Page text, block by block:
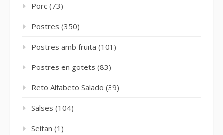
Porc (73)
Postres (350)
Postres amb fruita (101)
Postres en gotets (83)
Reto Alfabeto Salado (39)
Salses (104)
Seitan (1)